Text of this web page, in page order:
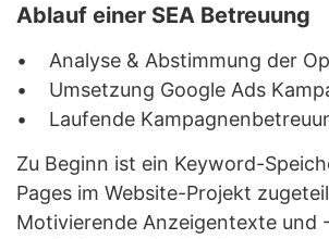
Ablauf einer SEA Betreuung
• Analyse & Abstimmung der
• Umsetzung Google Ads
• Laufende
Zu Beginn ist ein Keyword-
Pages im Website-Projekt
Motivierende Anzeigentexte und